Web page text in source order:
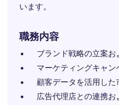
います。
職務内容
ブランド戦略の立案お
マーケティングキャ
顧客データを活用した
広告代理店との連携お